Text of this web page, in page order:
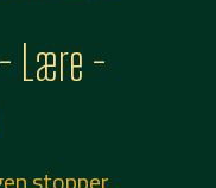
Lære -